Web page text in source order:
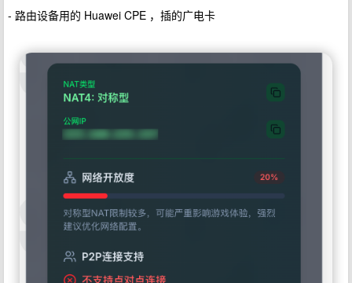
- 路由设备用的 Huawei CPE ，插的广电卡